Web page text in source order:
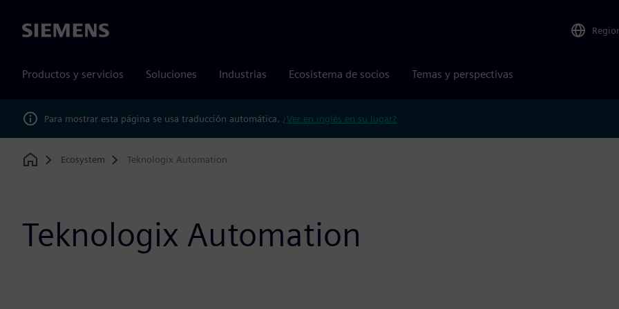
Siemens
Productos y servicios Soluciones Industrias Ecosistema de socios Temas y perspectivas
Para mostrar esta página se usa traducción automática. ¿Ver en inglés en su lugar?
Home
Ecosystem Teknologix Automation
Teknologix Automation